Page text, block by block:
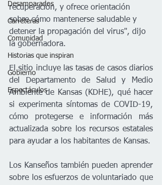
Desamparados
Carreteras
Comunidad
Historias que inspiran
Gobierno
Espectáculos
recuperación, y ofrece orientación
sobre cómo mantenerse saludable y
detener la propagación del virus", dijo
la gobernadora.
El sitio incluye las tasas de casos diarios
del Departamento de Salud y Medio
Ambiente de Kansas (KDHE), qué hacer
si experimenta síntomas de COVID-19,
cómo protegerse e información más
actualizada sobre los recursos estatales
para ayudar a los habitantes de Kansas.
Los Kanseños también pueden aprender
sobre los esfuerzos de voluntariado que